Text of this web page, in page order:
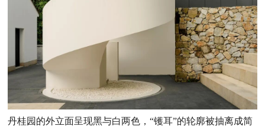
丹桂园的外立面呈现黑与白两色，“镬耳”的轮廓被抽离成简